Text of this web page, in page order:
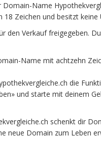
Name
Zeichen und besitzt
den Verkauf freigegeben.
Name mit achtzehn
die
und starte mit deinem
schenkt dir
neue Domain zum Leben